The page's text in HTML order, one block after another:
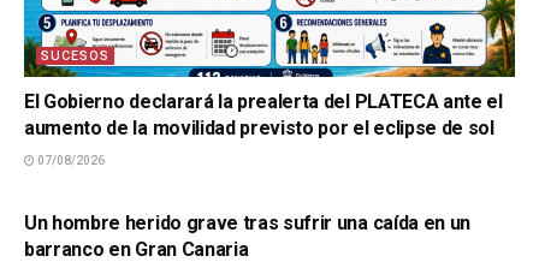
SUCESOS
El Gobierno declarará la prealerta del PLATECA ante el
aumento de la movilidad previsto por el eclipse de sol
07/08/2026
Un hombre herido grave tras sufrir una caída en un
barranco en Gran Canaria